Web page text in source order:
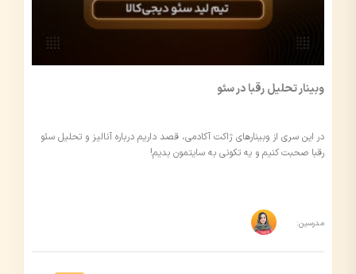
وبینار تحلیل رقبا در سئو
در این سری از وبینارهای ژاکت آکادمی، قصد داریم درباره آنالیز و تحلیل سئو
رقبا صحبت کنیم و یه تکونی به سایتمون بدیم!
مدرسین: